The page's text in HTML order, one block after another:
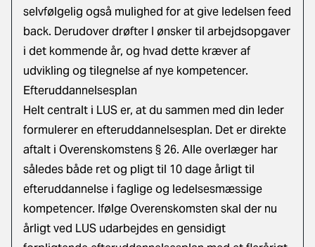
selvfølgelig også mulighed for at give ledelsen feed
back. Derudover drøfter I ønsker til arbejdsopgaver
i det kommende år, og hvad dette kræver af
udvikling og tilegnelse af nye kompetencer.
Efteruddannelsesplan
Helt centralt i LUS er, at du sammen med din leder
formulerer en efteruddannelsesplan. Det er direkte
aftalt i Overenskomstens § 26. Alle overlæger har
således både ret og pligt til 10 dage årligt til
efteruddannelse i faglige og ledelsesmæssige
kompetencer. Ifølge Overenskomsten skal der nu
årligt ved LUS udarbejdes en gensidigt